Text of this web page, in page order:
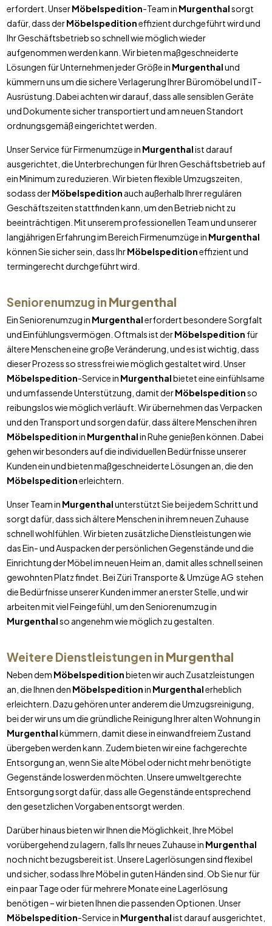
erfordert. UnserMöbelspedition-Team in Murgenthalsorgt
dafür, dass derMöbelspeditioneffizient durchgeführt wird und
Ihr Geschäftsbetrieb so schnell wie möglich wieder
aufgenommen werden kann. Wir bieten maßgeschneiderte
Lösungen für Unternehmen jeder Größe in Murgenthalund
kümmern uns um die sichere Verlagerung Ihrer Büromöbel und IT-
Ausrüstung. Dabei achten wir darauf, dass alle sensiblen Geräte
und Dokumente sicher transportiert und am neuen Standort
ordnungsgemäß eingerichtet werden.
Unser Service für Firmenumzüge in Murgenthalist darauf
ausgerichtet, die Unterbrechungen für Ihren Geschäftsbetrieb auf
ein Minimum zu reduzieren. Wir bieten flexible Umzugszeiten,
sodass derMöbelspedition auch außerhalb Ihrer regulären
Geschäftszeiten stattfinden kann, um den Betrieb nicht zu
beeinträchtigen. Mit unserem professionellen Team und unserer
langjährigen Erfahrung im Bereich Firmenumzüge in Murgenthal
können Sie sicher sein, dass IhrMöbelspeditioneffizient und
termingerecht durchgeführt wird.
Seniorenumzug in Murgenthal
Ein Seniorenumzug in Murgenthalerfordert besondere Sorgfalt
und Einfühlungsvermögen. Oftmals ist derMöbelspedition für
ältere Menschen eine große Veränderung, und es ist wichtig, dass
dieser Prozess so stressfrei wie möglich gestaltet wird. Unser
Möbelspedition-Service in Murgenthalbietet eine einfühlsame
und umfassende Unterstützung, damit derMöbelspeditionso
reibungslos wie möglich verläuft. Wir übernehmen das Verpacken
und den Transport und sorgen dafür, dass ältere Menschen ihren
Möbelspeditionin Murgenthalin Ruhe genießen können. Dabei
gehen wir besonders auf die individuellen Bedürfnisse unserer
Kunden ein und bieten maßgeschneiderte Lösungen an, die den
Möbelspeditionerleichtern.
Unser Team in Murgenthalunterstützt Sie bei jedem Schritt und
sorgt dafür, dass sich ältere Menschen in ihrem neuen Zuhause
schnell wohlfühlen. Wir bieten zusätzliche Dienstleistungen wie
das Ein- und Auspacken der persönlichen Gegenstände und die
Einrichtung der Möbel im neuen Heim an, damit alles schnell seinen
gewohnten Platz findet. Bei Züri Transporte & Umzüge AG stehen
die Bedürfnisse unserer Kunden immer an erster Stelle, und wir
arbeiten mit viel Feingefühl, um den Seniorenumzug in
Murgenthalso angenehm wie möglich zu gestalten.
Weitere Dienstleistungen in Murgenthal
Neben dem Möbelspeditionbieten wir auch Zusatzleistungen
an, die Ihnen den Möbelspeditionin Murgenthalerheblich
erleichtern. Dazu gehören unter anderem die Umzugsreinigung,
bei der wir uns um die gründliche Reinigung Ihrer alten Wohnung in
Murgenthalkümmern, damit diese in einwandfreiem Zustand
übergeben werden kann. Zudem bieten wir eine fachgerechte
Entsorgung an, wenn Sie alte Möbel oder nicht mehr benötigte
Gegenstände loswerden möchten. Unsere umweltgerechte
Entsorgung sorgt dafür, dass alle Gegenstände entsprechend
den gesetzlichen Vorgaben entsorgt werden.
Darüber hinaus bieten wir Ihnen die Möglichkeit, Ihre Möbel
vorübergehend zu lagern, falls Ihr neues Zuhause in Murgenthal
noch nicht bezugsbereit ist. Unsere Lagerlösungen sind flexibel
und sicher, sodass Ihre Möbel in guten Händen sind. Ob Sie nur für
ein paar Tage oder für mehrere Monate eine Lagerlösung
benötigen – wir bieten Ihnen die passenden Optionen. Unser
Möbelspedition-Service in Murgenthalist darauf ausgerichtet,